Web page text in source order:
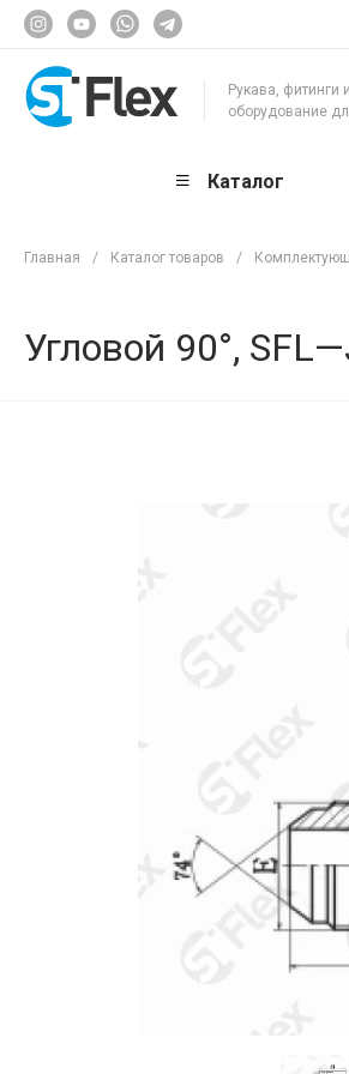
Рукава, фитинги и
оборудование
Каталог
Главная / Каталог товаров /
Угловой 90°,